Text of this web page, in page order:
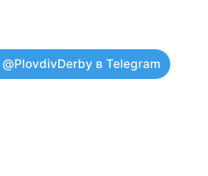
@PlovdivDerby в Telegram